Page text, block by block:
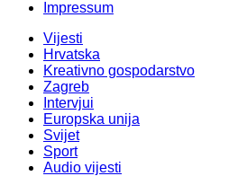
Impressum
Vijesti
Hrvatska
Kreativno gospodarstvo
Zagreb
Intervjui
Europska unija
Svijet
Sport
Audio vijesti